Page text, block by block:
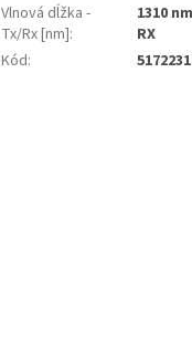
Vlnová dĺžka -
Tx/Rx [nm]:
1310
RX
Kód: